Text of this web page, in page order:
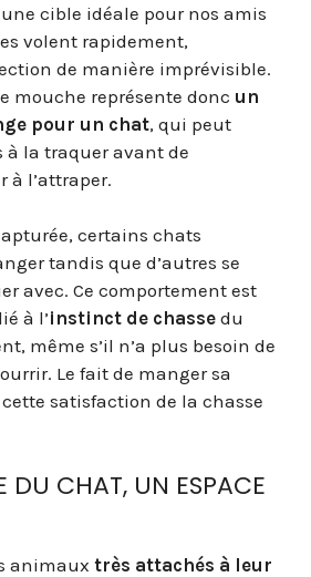
cible idéale pour nos amis
volent rapidement,
de manière imprévisible.
mouche représente donc un
pour un chat, qui peut
à la traquer avant de
à l’attraper.
certains chats
tandis que d’autres se
avec. Ce comportement est
à l’instinct de chasse du
même s’il n’a plus besoin de
Le fait de manger sa
satisfaction de la chasse
DU CHAT, UN ESPACE
animaux très attachés à leur